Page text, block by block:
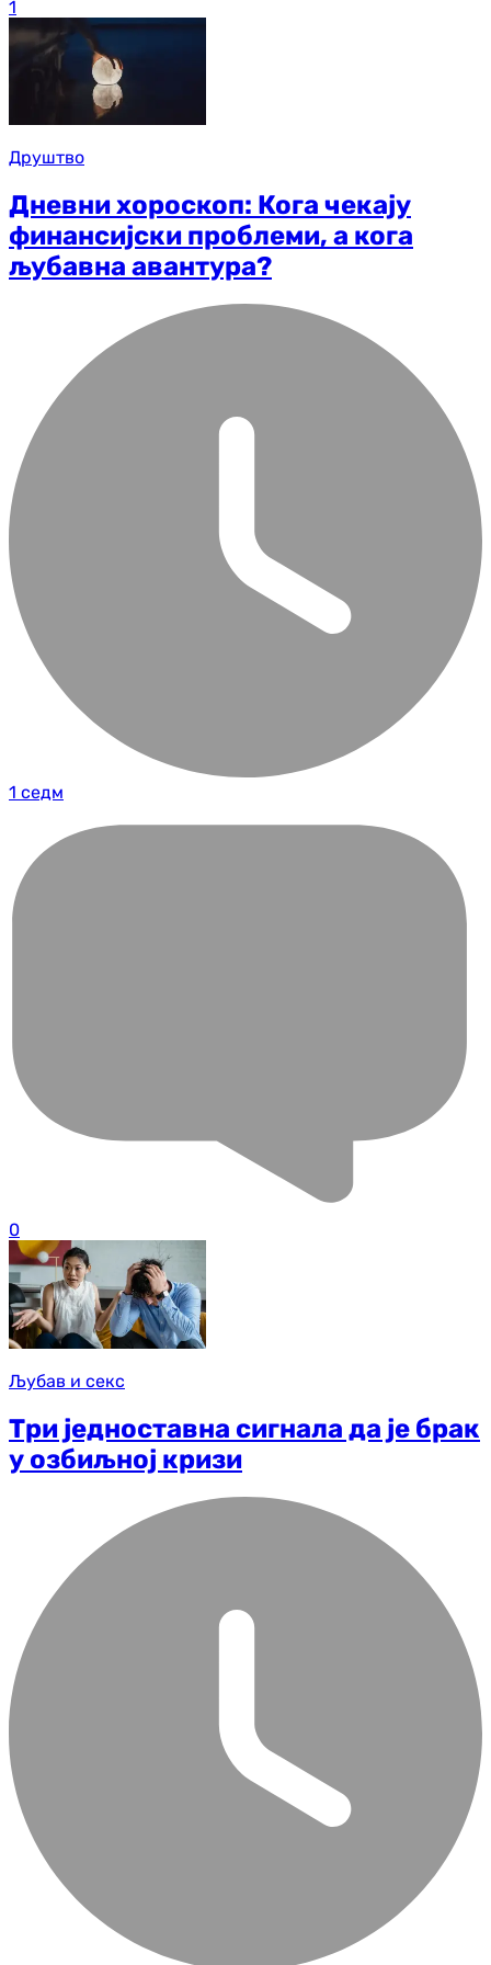
1
Друштво
Дневни хороскоп: Кога чекају
финансијски проблеми, а кога
љубавна авантура?
1 седм
0
Љубав и секс
Три једноставна сигнала да је брак
у озбиљној кризи